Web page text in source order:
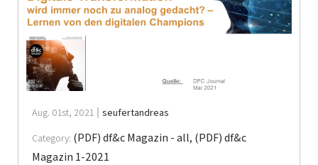
Aug. 01st, 2021
seufertandreas
Category: (PDF) df&c Magazin - all, (PDF) df&c
Magazin 1-2021